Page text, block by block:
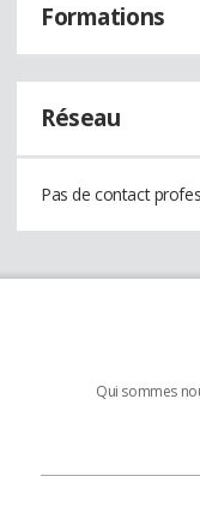
Formations
Réseau
Pas de contact
Qui sommes